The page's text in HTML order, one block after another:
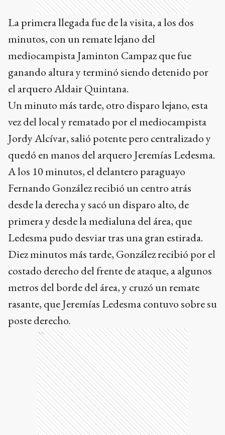
mediocampista Jaminton Campaz que fue
ganando altura y terminó siendo detenido por
el arquero Aldair Quintana.
Un minuto más tarde, otro disparo lejano, esta
vez del local y rematado por el mediocampista
Jordy Alcívar, salió potente pero centralizado y
quedó en manos del arquero Jeremías Ledesma.
A los 10 minutos, el delantero paraguayo
Fernando González recibió un centro atrás
desde la derecha y sacó un disparo alto, de
primera y desde la medialuna del área, que
Ledesma pudo desviar tras una gran estirada.
Diez minutos más tarde, González recibió por el
costado derecho del frente de ataque, a algunos
metros del borde del área, y cruzó un remate
rasante, que Jeremías Ledesma contuvo sobre su
poste derecho.
A los 27 minutos, el atacante Enzo Copetti se
desprendió por el costado derecho del frente de